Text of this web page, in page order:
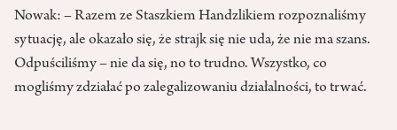
Nowak: – Razem ze Staszkiem Handzlikiem rozpoznaliśmy
sytuację, ale okazało się, że strajk się nie uda, że nie ma szans.
Odpuściliśmy – nie da się, no to trudno. Wszystko, co
mogliśmy zdziałać po zalegalizowaniu działalności, to trwać.